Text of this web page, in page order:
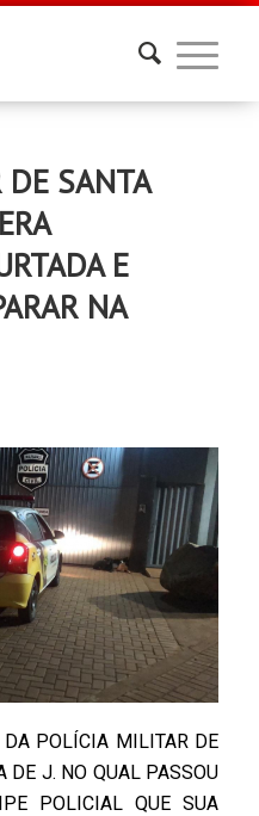
SANTA
E
NA
DA POLÍCIA MILITAR DE
DE J. NO QUAL PASSOU
POLICIAL QUE SUA